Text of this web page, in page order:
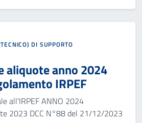
DI SUPPORTO
aliquote anno 2024
IRPEF
all'IRPEF ANNO 2024
2023 DCC N°88 del 21/12/2023